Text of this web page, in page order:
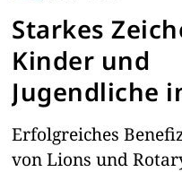
Starkes
Kinder und
Jugendliche
Kreis
Erfolgreiches
von Lions und